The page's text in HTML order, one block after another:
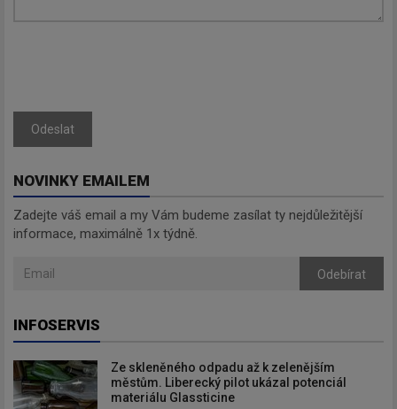
Odeslat
NOVINKY EMAILEM
Zadejte váš email a my Vám budeme zasílat ty nejdůležitější
informace, maximálně 1x týdně.
Odebírat
INFOSERVIS
Ze skleněného odpadu až k zelenějším
městům. Liberecký pilot ukázal potenciál
materiálu Glassticine